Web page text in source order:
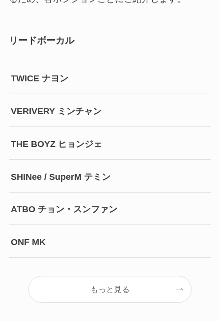
リードボーカル
TWICE ナヨン
VERIVERY ミンチャン
THE BOYZ ヒョンジェ
SHINee / SuperM テミン
ATBO チョン・スンファン
ONF MK
もっと見る